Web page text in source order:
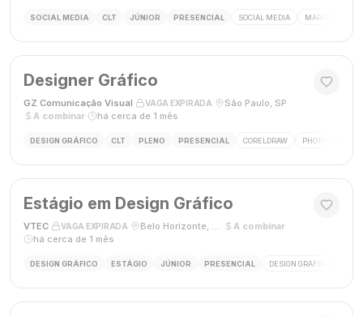
SOCIAL MEDIA CLT JÚNIOR PRESENCIAL SOCIAL MEDIA MARKETING
Designer Gráfico
GZ Comunicação Visual VAGA EXPIRADA São Paulo, SP
A combinar
há cerca de 1 mês
DESIGN GRÁFICO CLT PLENO PRESENCIAL CORELDRAW PHOTOSHOP
Estágio em Design Gráfico
VTEC VAGA EXPIRADA Belo Horizonte, MG A combinar·
há cerca de 1 mês
DESIGN GRÁFICO ESTÁGIO JÚNIOR PRESENCIAL DESIGN GRÁFICO